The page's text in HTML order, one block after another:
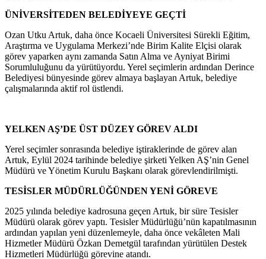
ÜNİVERSİTEDEN BELEDİYEYE GEÇTİ
Ozan Utku Artuk, daha önce Kocaeli Üniversitesi Sürekli Eğitim,
Araştırma ve Uygulama Merkezi’nde Birim Kalite Elçisi olarak
görev yaparken aynı zamanda Satın Alma ve Ayniyat Birimi
Sorumluluğunu da yürütüyordu. Yerel seçimlerin ardından Derince
Belediyesi bünyesinde görev almaya başlayan Artuk, belediye
çalışmalarında aktif rol üstlendi.
YELKEN AŞ’DE ÜST DÜZEY GÖREV ALDI
Yerel seçimler sonrasında belediye iştiraklerinde de görev alan
Artuk, Eylül 2024 tarihinde belediye şirketi Yelken AŞ’nin Genel
Müdürü ve Yönetim Kurulu Başkanı olarak görevlendirilmişti.
TESİSLER MÜDÜRLÜĞÜNDEN YENİ GÖREVE
2025 yılında belediye kadrosuna geçen Artuk, bir süre Tesisler
Müdürü olarak görev yaptı. Tesisler Müdürlüğü’nün kapatılmasının
ardından yapılan yeni düzenlemeyle, daha önce vekâleten Mali
Hizmetler Müdürü Özkan Demetgül tarafından yürütülen Destek
Hizmetleri Müdürlüğü görevine atandı.